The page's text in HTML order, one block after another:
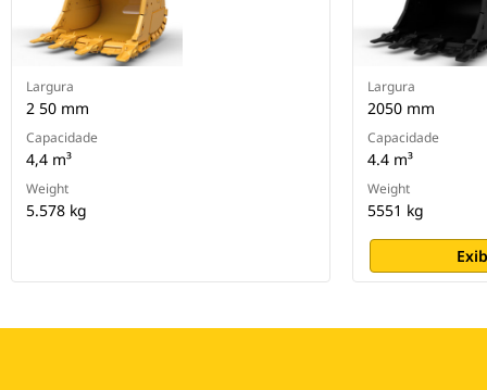
Largura
2 50 mm
Capacidade
4,4 m³
Weight
5.578 kg
Largura
2050 mm
Capacidade
4.4 m³
Weight
5551 kg